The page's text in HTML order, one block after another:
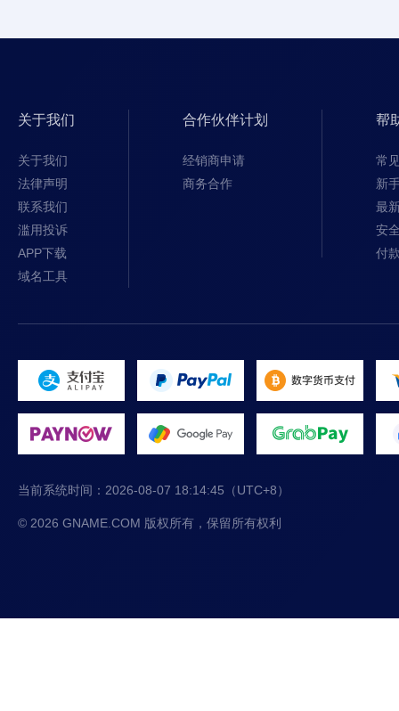
关于我们
关于我们
法律声明
联系我们
滥用投诉
APP下载
域名工具
合作伙伴计划
经销商申请
商务合作
帮
常
新
最
安
付
当前系统时间： 2026-08-07 18:14:45 （UTC+8）
© 2026 GNAME.COM 版权所有，保留所有权利